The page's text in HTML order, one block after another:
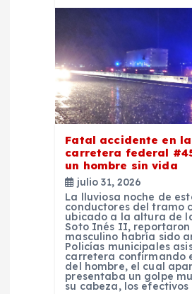
Fatal accidente en la
carretera federal
un hombre sin vida
julio 31, 2026
La lluviosa noche de
conductores del tramo
ubicado a la altura de
Soto Inés II, reportaron
masculino habría sido
Policías municipales
carretera confirmando
del hombre, el cual
presentaba un golpe
su cabeza, los